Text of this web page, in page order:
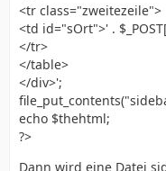
<tr class="zweitezeile">
<td id="sOrt">' .
</tr>
</table>
</div>';
echo $thehtml;
?>
Dann wird eine Datei